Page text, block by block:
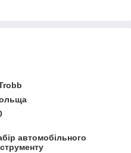
автомобільного